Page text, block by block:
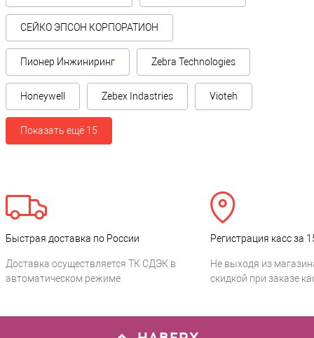
СЕЙКО ЭПСОН КОРПОРАТИОН
Пионер Инжиниринг Zebra Technologies
Honeywell Zebex Indastries Vioteh
Показать ещё 15
Быстрая доставка по России
Доставка осуществляется ТК СДЭК в
автоматическом режиме
Регистрация касс за
Не выходя из
скидкой при заказе